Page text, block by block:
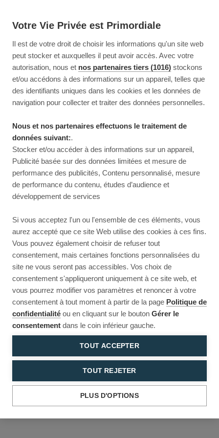
Votre Vie Privée est Primordiale
Il est de votre droit de choisir les informations qu'un site web
peut stocker et auxquelles il peut avoir accès. Avec votre
autorisation, nous et nos partenaires tiers (1016) stockons
et/ou accédons à des informations sur un appareil, telles que
des identifiants uniques dans les cookies et les données de
navigation pour collecter et traiter des données personnelles.
Nous et nos partenaires effectuons le traitement de
données suivant:.
Stocker et/ou accéder à des informations sur un appareil,
Publicité basée sur des données limitées et mesure de
performance des publicités, Contenu personnalisé, mesure
de performance du contenu, études d’audience et
développement de services
Si vous acceptez l'un ou l'ensemble de ces éléments, vous
aurez accepté que ce site Web utilise des cookies à ces fins.
Vous pouvez également choisir de refuser tout
consentement, mais certaines fonctions personnalisées du
site ne vous seront pas accessibles. Vos choix de
consentement s'appliqueront uniquement à ce site web, et
vous pourrez modifier vos paramètres et renoncer à votre
consentement à tout moment à partir de la page Politique de
confidentialité ou en cliquant sur le bouton Gérer le
consentement dans le coin inférieur gauche.
TOUT ACCEPTER
TOUT REJETER
PLUS D'OPTIONS
Reload to try again, or go back.
Reload Back